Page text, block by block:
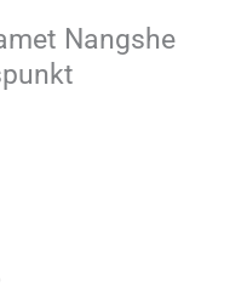
Nangshe